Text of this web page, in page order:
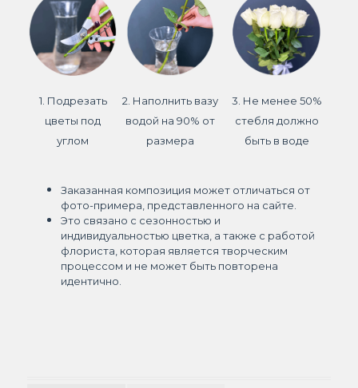
1. Подрезать
цветы под
углом
2. Наполнить вазу
водой на 90% от
размера
3. Не менее 50%
стебля должно
быть в воде
Заказанная композиция может отличаться от
фото-примера, представленного на сайте.
Это связано с сезонностью и
индивидуальностью цветка, а также с работой
флориста, которая является творческим
процессом и не может быть повторена
идентично.